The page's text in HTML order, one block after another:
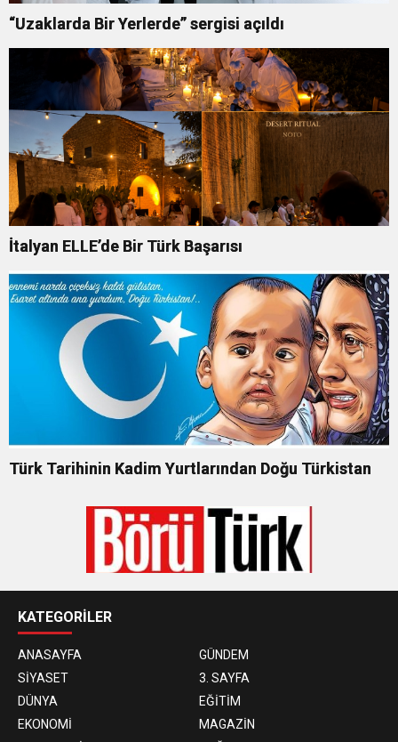
“Uzaklarda Bir Yerlerde” sergisi açıldı
İtalyan ELLE’de Bir Türk Başarısı
Türk Tarihinin Kadim Yurtlarından Doğu Türkistan
KATEGORİLER
ANASAYFA
GÜNDEM
SİYASET
3. SAYFA
DÜNYA
EĞİTİM
EKONOMİ
MAGAZİN